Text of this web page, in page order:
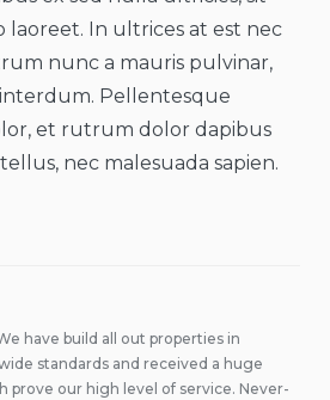
laoreet. In ultrices at est nec
nunc a mauris pulvinar,
Pellentesque
et rutrum dolor dapibus
nec malesuada sapien.
have build all out properties in
standards and received a huge
prove our high level of service. Never-